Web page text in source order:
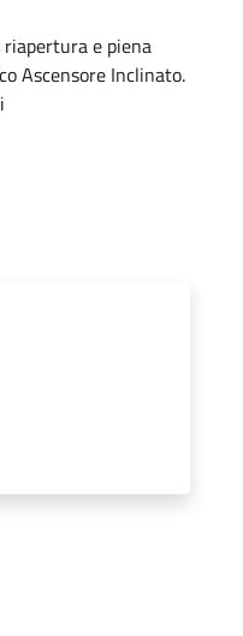
e piena
Ascensore Inclinato.